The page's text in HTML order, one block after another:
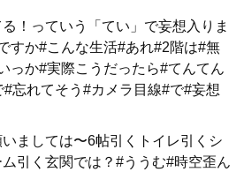
！っていう「てい」で妄想入りま
すか#こんな生活#あれ#2階は#無
っか#実際こうだったら#てんてん
#忘れてそう#カメラ目線#で#妄想
ましては〜6帖引くトイレ引くシ
引く玄関では？#ううむ#時空歪ん